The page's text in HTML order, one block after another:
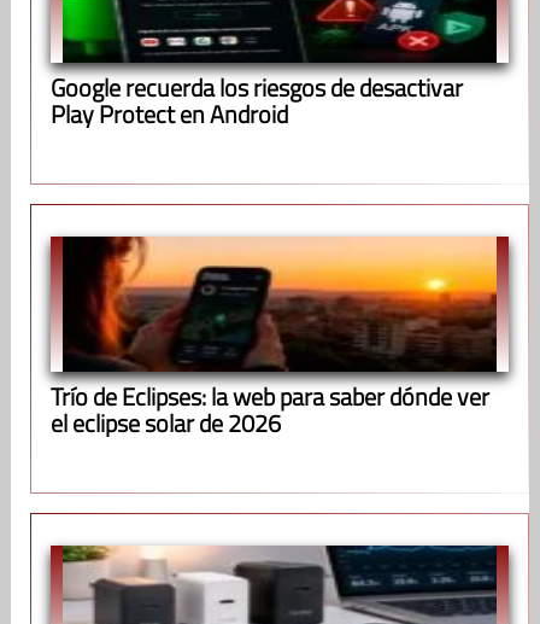
Google recuerda los riesgos de desactivar
Play Protect en Android
Trío de Eclipses: la web para saber dónde ver
el eclipse solar de 2026